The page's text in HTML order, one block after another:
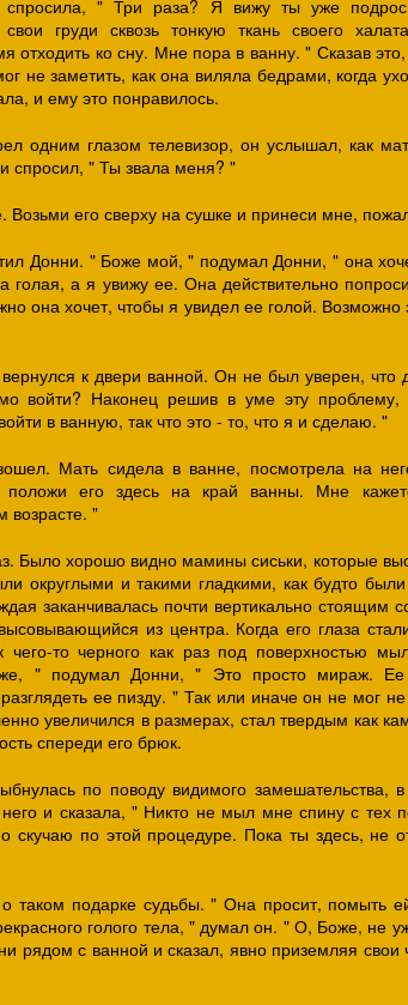
" Три раза? Я вижу ты уже
груди сквозь тонкую ткань своего
отходить ко сну. Мне пора в ванну. " Сказав
не заметить, как она виляла бедрами, когда
и ему это понравилось.
одним глазом телевизор, он услышал, как
спросил, " Ты звала меня? "
Возьми его сверху на сушке и принеси мне,
Донни. " Боже мой, " подумал Донни, " она
голая, а я увижу ее. Она действительно
она хочет, чтобы я увидел ее голой. Возможно
к двери ванной. Он не был уверен, что
войти? Наконец решив в уме эту
в ванную, так что это - то, что я и сделаю. "
Мать сидела в ванне, посмотрела на
положи его здесь на край ванны. Мне
возрасте. "
Было хорошо видно мамины сиськи, которые
округлыми и такими гладкими, как будто
заканчивалась почти вертикально стоящим
из центра. Когда его глаза
чего-то черного как раз под поверхностью
" подумал Донни, " Это просто мираж. Ее
ее пизду. " Так или иначе он не мог не
увеличился в размерах, стал твердым как
спереди его брюк.
по поводу видимого замешательства,
и сказала, " Никто не мыл мне спину с тех
скучаю по этой процедуре. Пока ты здесь, не
таком подарке судьбы. " Она просит, помыть
голого тела, " думал он. " О, Боже, не
рядом с ванной и сказал, явно приземляя свои